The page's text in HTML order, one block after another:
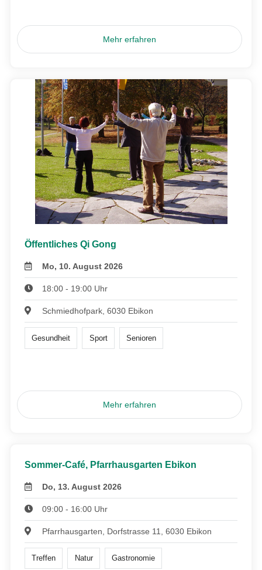
Mehr erfahren
Öffentliches Qi Gong
Mo, 10. August 2026
18:00 - 19:00 Uhr
Schmiedhofpark, 6030 Ebikon
Gesundheit Sport Senioren
Mehr erfahren
Sommer-Café, Pfarrhausgarten Ebikon
Do, 13. August 2026
09:00 - 16:00 Uhr
Pfarrhausgarten, Dorfstrasse 11, 6030 Ebikon
Treffen Natur Gastronomie